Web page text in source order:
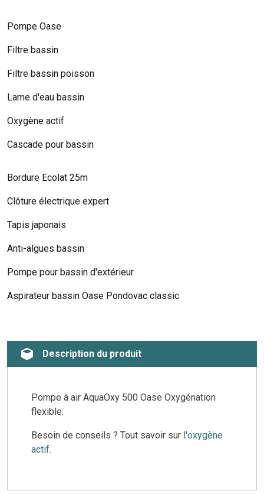
Pompe Oase
Filtre bassin
Filtre bassin poisson
Lame d'eau bassin
Oxygène actif
Cascade pour bassin
Bordure Ecolat 25m
Clôture électrique expert
Tapis japonais
Anti-algues bassin
Pompe pour bassin d'extérieur
Aspirateur bassin Oase Pondovac classic
Description du produit
Pompe à air AquaOxy 500 Oase Oxygénation
flexible.
Besoin de conseils ? Tout savoir sur l'oxygène
actif.